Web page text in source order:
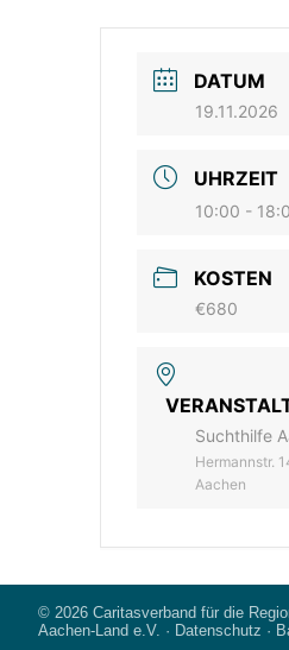
DATUM
19.11.2026
UHRZEIT
10:00 -
KOSTEN
€680
Suchthilfe
Hermannstr.
Aachen
© 2026 Caritasverband für die
Aachen-Land e.V. · Datenschutz ·